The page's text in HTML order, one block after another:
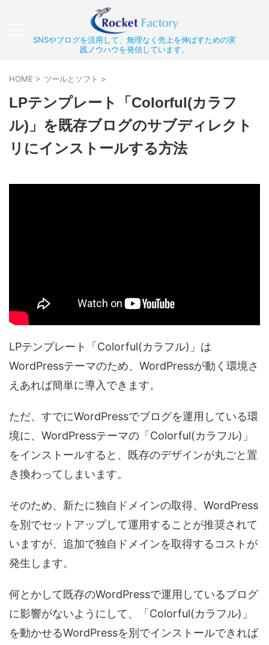
SNSやブログを活用して、無理なく売上を伸ばすための実
践ノウハウを発信しています。
HOME > ツールとソフト >
LPテンプレート「Colorful(カラフ
ル)」を既存ブログのサブディレクト
リにインストールする方法
LPテンプレート「Colorful(カラフル)」は
WordPressテーマのため、WordPressが動く環境さ
えあれば簡単に導入できます。
ただ、すでにWordPressでブログを運用している環
境に、WordPressテーマの「Colorful(カラフル)」
をインストールすると、既存のデザインが丸ごと置
き換わってしまいます。
そのため、新たに独自ドメインの取得、WordPress
を別でセットアップして運用することが推奨されて
いますが、追加で独自ドメインを取得するコストが
発生します。
何とかして既存のWordPressで運用しているブログ
に影響がないようにして、「Colorful(カラフル)」
を動かせるWordPressを別でインストールできれば